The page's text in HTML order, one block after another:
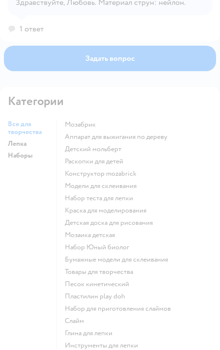
Открыть вопрос
Здравствуйте, Любовь. Материал струн: нейлон.
1 ответ
Задать вопрос
Категории
Все для
творчества
Лепка
Наборы
Мозабрик
Аппарат для выжигания по дереву
Детский мольберт
Раскопки для детей
Конструктор mozabrick
Модели для склеивания
Набор теста для лепки
Краска для моделирования
Детская доска для рисования
Мозаика детская
набор Юный биолог
Бумажные модели для склеивания
Товары для творчества
Песок кинетический
Пластилин play doh
Набор для приготовления слаймов
Слайм
Глина для лепки
Инструменты для лепки